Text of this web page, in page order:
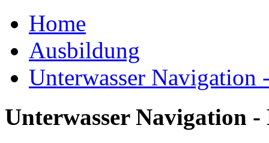
Home
Ausbildung
Unterwasser Navigation
Unterwasser Navigation -